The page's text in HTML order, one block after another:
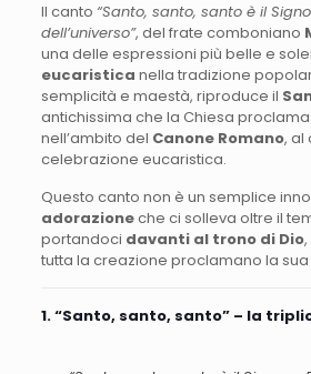
Il canto “Santo, santo, santo è il
dell’universo”, del frate comboniano
una delle espressioni più belle e
eucaristica nella tradizione
semplicità e maestà, riproduce il
antichissima che la Chiesa proclama
nell’ambito del Canone Romano, al
celebrazione eucaristica.
Questo canto non è un semplice
adorazioneche ci solleva oltre il
portandoci davanti al trono di Dio
tutta la creazione proclamano la sua
1. “Santo, santo, santo” – la